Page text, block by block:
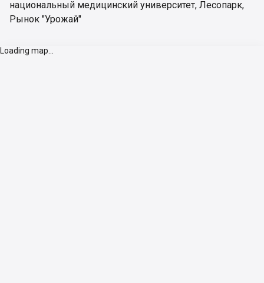
национальный медицинский университет, Лесопарк,
Рынок "Урожай"
Loading map...